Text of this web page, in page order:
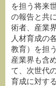
を担う将来
の報告と共
術者、産業
人材育成の
教育）を担
産業界も含
て、次世代
育成に対す